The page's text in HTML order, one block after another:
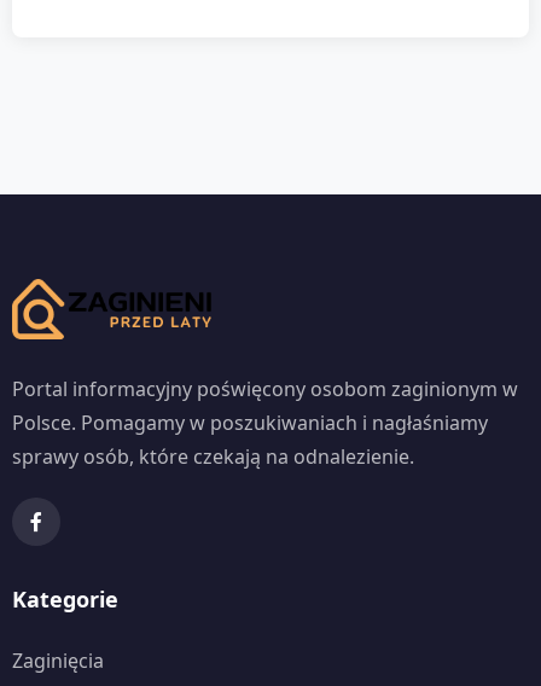
Portal informacyjny poświęcony osobom zaginionym w
Polsce. Pomagamy w poszukiwaniach i nagłaśniamy
sprawy osób, które czekają na odnalezienie.
Kategorie
Zaginięcia